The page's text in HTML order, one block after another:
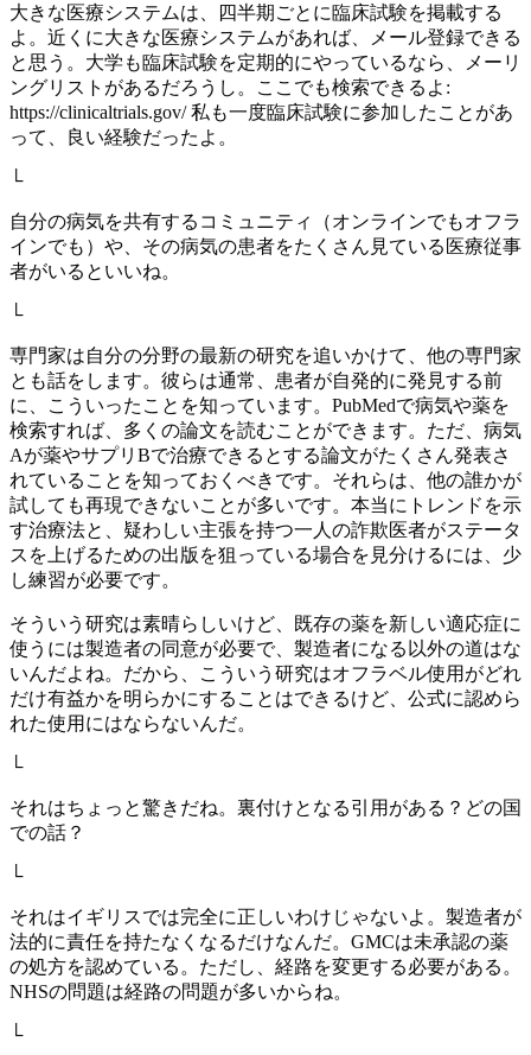
大きな医療システムは、四半期ごとに臨床試験を掲載する
よ。近くに大きな医療システムがあれば、メール登録できる
と思う。大学も臨床試験を定期的にやっているなら、メーリ
ングリストがあるだろうし。ここでも検索できるよ:
https://clinicaltrials.gov/ 私も一度臨床試験に参加したことがあ
って、良い経験だったよ。
└
自分の病気を共有するコミュニティ（オンラインでもオフラ
インでも）や、その病気の患者をたくさん見ている医療従事
者がいるといいね。
└
専門家は自分の分野の最新の研究を追いかけて、他の専門家
とも話をします。彼らは通常、患者が自発的に発見する前
に、こういったことを知っています。PubMedで病気や薬を
検索すれば、多くの論文を読むことができます。ただ、病気
Aが薬やサプリBで治療できるとする論文がたくさん発表さ
れていることを知っておくべきです。それらは、他の誰かが
試しても再現できないことが多いです。本当にトレンドを示
す治療法と、疑わしい主張を持つ一人の詐欺医者がステータ
スを上げるための出版を狙っている場合を見分けるには、少
し練習が必要です。
そういう研究は素晴らしいけど、既存の薬を新しい適応症に
使うには製造者の同意が必要で、製造者になる以外の道はな
いんだよね。だから、こういう研究はオフラベル使用がどれ
だけ有益かを明らかにすることはできるけど、公式に認めら
れた使用にはならないんだ。
└
それはちょっと驚きだね。裏付けとなる引用がある？どの国
での話？
└
それはイギリスでは完全に正しいわけじゃないよ。製造者が
法的に責任を持たなくなるだけなんだ。GMCは未承認の薬
の処方を認めている。ただし、経路を変更する必要がある。
NHSの問題は経路の問題が多いからね。
└